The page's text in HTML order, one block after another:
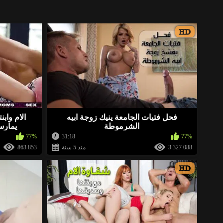
https://ja.cat/arbd
«
« https://ja.cat/eroeg ➤ هنا يمكنك خلع ملابس أي فتاة ورؤيتها عارية) يرجى التقييم
الام
77%
863 853
HD
فحل فتيات الجامعة ينيك زوجة ابيه
الشرموطة
31:18
77%
منذ 5 سنة
3 327 088
HD